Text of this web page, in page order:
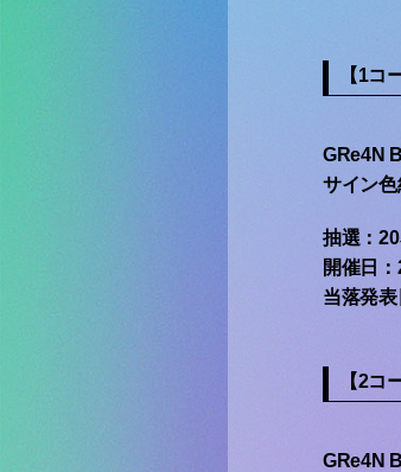
【1コ
GRe4N
サイン
抽選：
開催日：
当落発
【2コ
GRe4N